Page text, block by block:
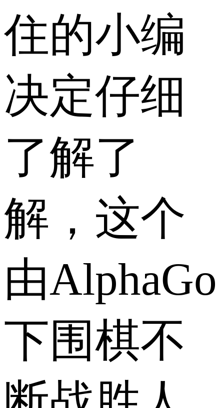
住的小编
决定仔细
了解了
解，这个
由AlphaGo
下围棋不